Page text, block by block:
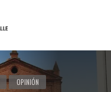
OPINIÓN